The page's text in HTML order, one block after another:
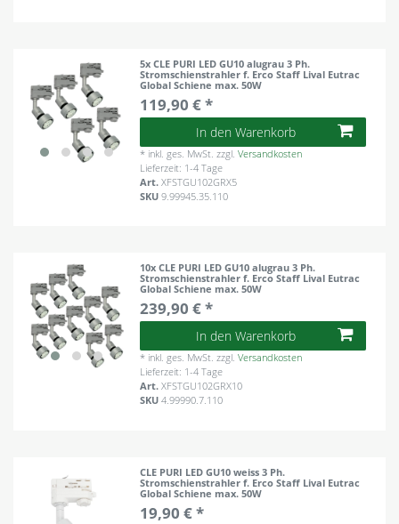
5x CLE PURI LED GU10 alugrau 3 Ph.
Stromschienstrahler f. Erco Staff Lival Eutrac
Global Schiene max. 50W
119,90 € *
In den Warenkorb
* inkl. ges. MwSt. zzgl.Versandkosten
Lieferzeit: 1-4 Tage
Art.XFSTGU102GRX5
SKU9.99945.35.110
10x CLE PURI LED GU10 alugrau 3 Ph.
Stromschienstrahler f. Erco Staff Lival Eutrac
Global Schiene max. 50W
239,90 € *
In den Warenkorb
* inkl. ges. MwSt. zzgl.Versandkosten
Lieferzeit: 1-4 Tage
Art.XFSTGU102GRX10
SKU4.99990.7.110
CLE PURI LED GU10 weiss 3 Ph.
Stromschienstrahler f. Erco Staff Lival Eutrac
Global Schiene max. 50W
19,90 € *